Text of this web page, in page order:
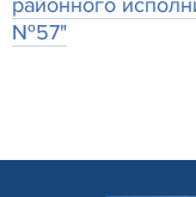
№57"